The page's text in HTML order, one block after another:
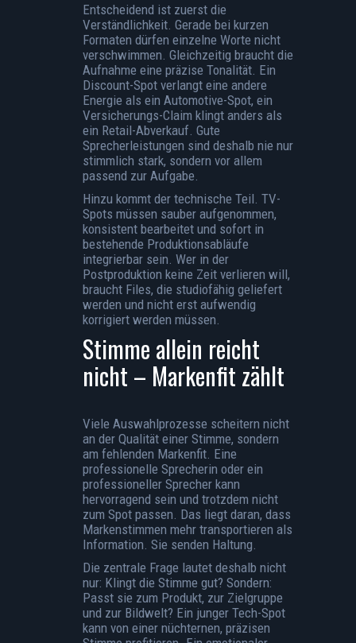
Entscheidend ist zuerst die
Verständlichkeit. Gerade bei kurzen
Formaten dürfen einzelne Worte nicht
verschwimmen. Gleichzeitig braucht die
Aufnahme eine präzise Tonalität. Ein
Discount-Spot verlangt eine andere
Energie als ein Automotive-Spot, ein
Versicherungs-Claim klingt anders als
ein Retail-Abverkauf. Gute
Sprecherleistungen sind deshalb nie nur
stimmlich stark, sondern vor allem
passend zur Aufgabe.
Hinzu kommt der technische Teil. TV-
Spots müssen sauber aufgenommen,
konsistent bearbeitet und sofort in
bestehende Produktionsabläufe
integrierbar sein. Wer in der
Postproduktion keine Zeit verlieren will,
braucht Files, die studiofähig geliefert
werden und nicht erst aufwendig
korrigiert werden müssen.
Stimme allein reicht
nicht – Markenfit zählt
Viele Auswahlprozesse scheitern nicht
an der Qualität einer Stimme, sondern
am fehlenden Markenfit. Eine
professionelle Sprecherin oder ein
professioneller Sprecher kann
hervorragend sein und trotzdem nicht
zum Spot passen. Das liegt daran, dass
Markenstimmen mehr transportieren als
Information. Sie senden Haltung.
Die zentrale Frage lautet deshalb nicht
nur: Klingt die Stimme gut? Sondern:
Passt sie zum Produkt, zur Zielgruppe
und zur Bildwelt? Ein junger Tech-Spot
kann von einer nüchternen, präzisen